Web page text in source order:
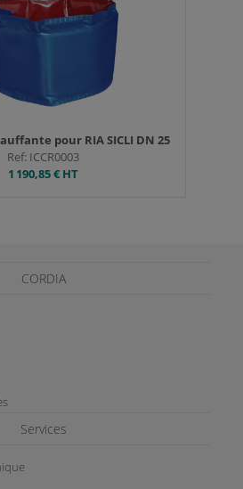
pour RIA SICLI DN 25
Ref: ICCR0003
1 190,85 € HT
CORDIA
Services